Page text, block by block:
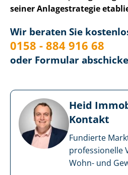
seiner Anlagestrategie
Wir beraten Sie
0158 - 884 916 68
oder Formular
Heid
Kontakt
Fundierte
professionelle
Wohn- und